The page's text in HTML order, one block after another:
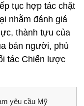
tục hợp tác chặt
nhằm đánh giá
thành tựu của
bán người, phù
tác Chiến lược
yêu cầu Mỹ